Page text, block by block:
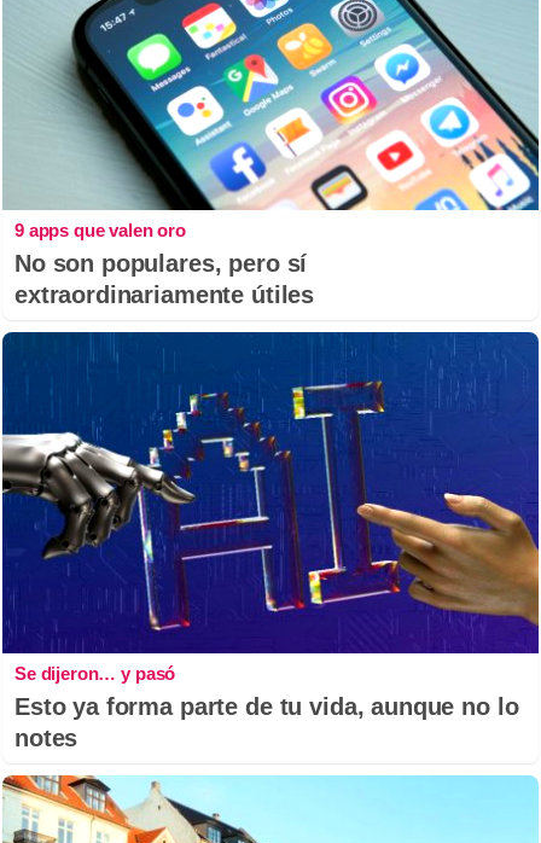
9 apps que valen oro
No son populares, pero sí
extraordinariamente útiles
Se dijeron… y pasó
Esto ya forma parte de tu vida, aunque no lo
notes